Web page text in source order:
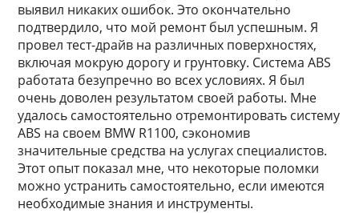
выявил никаких ошибок. Это окончательно
подтвердило, что мой ремонт был успешным. Я
провел тест-драйв на различных поверхностях,
включая мокрую дорогу и грунтовку. Система ABS
работата безупречно во всех условиях. Я был
очень доволен результатом своей работы. Мне
удалось самостоятельно отремонтировать систему
ABS на своем BMW R1100, сэкономив
значительные средства на услугах специалистов.
Этот опыт показал мне, что некоторые поломки
можно устранить самостоятельно, если имеются
необходимые знания и инструменты.